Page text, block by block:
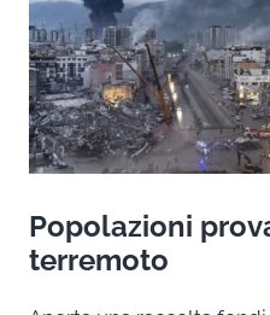
Popolazioni
terremoto